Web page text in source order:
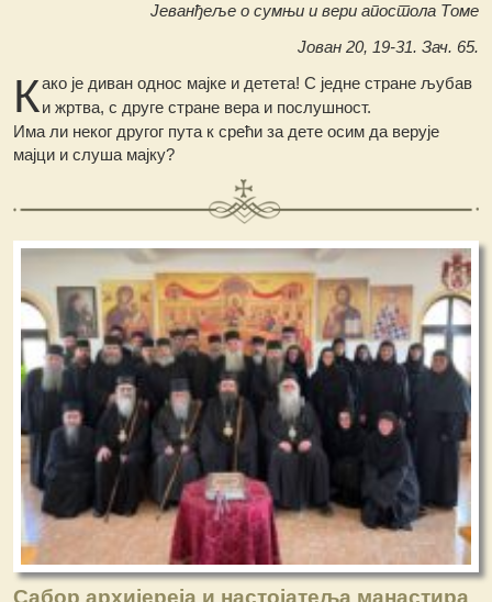
Јеванђеље о сумњи и вери апостола Томе
Јован 20, 19-31. Зач. 65.
Како је диван однос мајке и детета! С једне стране љубав
и жртва, с друге стране вера и послушност.
Има ли неког другог пута к срећи за дете осим да верује
мајци и слуша мајку?